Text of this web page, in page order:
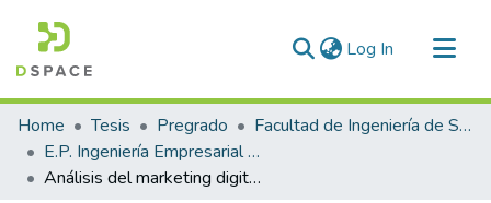
Log In (current)
Communities & Collections
All of DSpace
Statistics
Home Tesis Pregrado
Facultad de Ingeniería de Sistemas
E.P. Ingeniería Empresarial e Informática
Análisis del marketing digital y su impacto en la comercialización en la Empresa Conauto Juliaca 2023